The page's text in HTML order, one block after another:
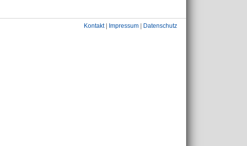
Kontakt| Impressum Datenschutz